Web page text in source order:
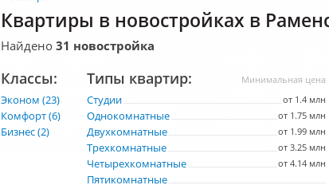
Квартиры в новостройках в
Найдено 31 новостройка
Классы:
Эконом (23)
Комфорт (6)
Бизнес (2)
Минимальная цена
Типы квартир:
Студии от 1.4 млн
Однокомнатные от 1.75 млн
Двухкомнатные от 1.99 млн
Трехкомнатные от 3.25 млн
Четырехкомнатные от 4.14 млн
Пятикомнатные